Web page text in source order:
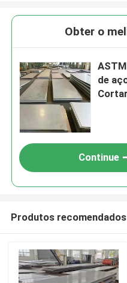
Obter o
de
Continue
Produtos recomendados